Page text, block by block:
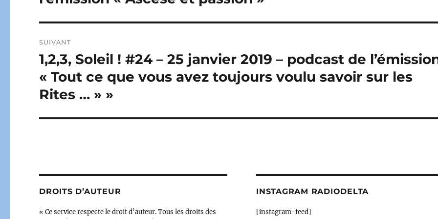
SUIVANT
Publication
suivante :
1,2,3, Soleil ! #24 – 25 janvier 2019 – podcast de
« Tout ce que vous avez toujours voulu savoir sur les
Rites … » »
DROITS D’AUTEUR
« Ce service respecte le droit d’auteur. Tous les droits des
INSTAGRAM RADIODELTA
[instagram-feed]